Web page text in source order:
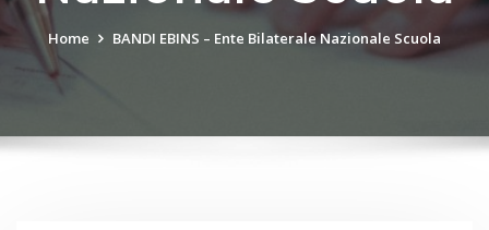
Home BANDI EBINS – Ente Bilaterale Nazionale Scuola